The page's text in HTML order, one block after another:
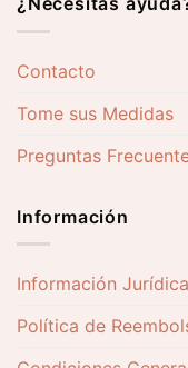
Contacto
Tome sus Medidas
Preguntas
Información
Información Jurídica
Política de